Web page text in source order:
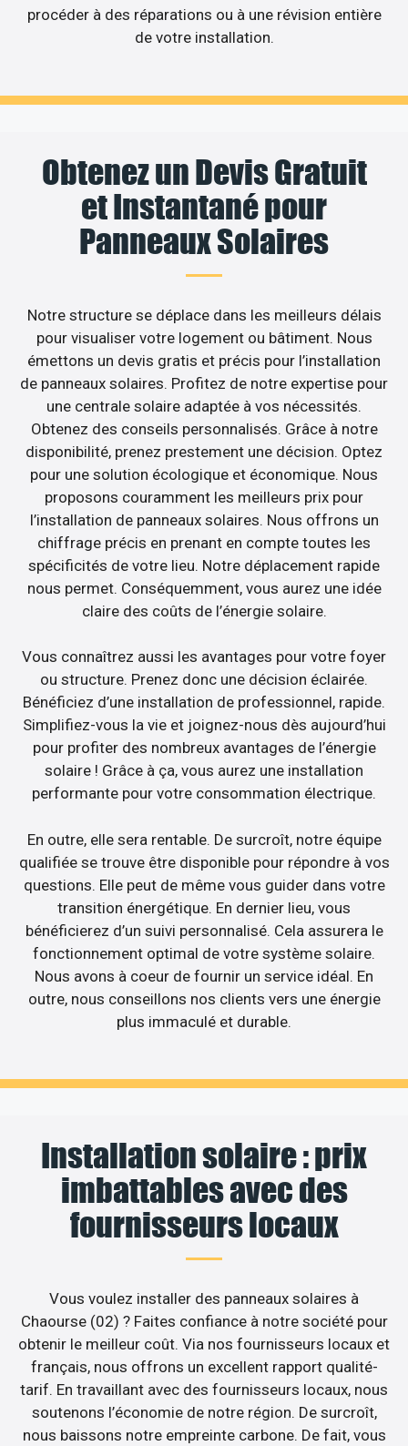
procéder à des réparations ou à une révision entière
de votre installation.
Obtenez un Devis Gratuit
et Instantané pour
Panneaux Solaires
Notre structure se déplace dans les meilleurs délais
pour visualiser votre logement ou bâtiment. Nous
émettons un devis gratis et précis pour l’installation
de panneaux solaires. Profitez de notre expertise pour
une centrale solaire adaptée à vos nécessités.
Obtenez des conseils personnalisés. Grâce à notre
disponibilité, prenez prestement une décision. Optez
pour une solution écologique et économique. Nous
proposons couramment les meilleurs prix pour
l’installation de panneaux solaires. Nous offrons un
chiffrage précis en prenant en compte toutes les
spécificités de votre lieu. Notre déplacement rapide
nous permet. Conséquemment, vous aurez une idée
claire des coûts de l’énergie solaire.
Vous connaîtrez aussi les avantages pour votre foyer
ou structure. Prenez donc une décision éclairée.
Bénéficiez d’une installation de professionnel, rapide.
Simplifiez-vous la vie et joignez-nous dès aujourd’hui
pour profiter des nombreux avantages de l’énergie
solaire ! Grâce à ça, vous aurez une installation
performante pour votre consommation électrique.
En outre, elle sera rentable. De surcroît, notre équipe
qualifiée se trouve être disponible pour répondre à vos
questions. Elle peut de même vous guider dans votre
transition énergétique. En dernier lieu, vous
bénéficierez d’un suivi personnalisé. Cela assurera le
fonctionnement optimal de votre système solaire.
Nous avons à coeur de fournir un service idéal. En
outre, nous conseillons nos clients vers une énergie
plus immaculé et durable.
Installation solaire : prix
imbattables avec des
fournisseurs locaux
Vous voulez installer des panneaux solaires à
Chaourse (02) ? Faites confiance à notre société pour
obtenir le meilleur coût. Via nos fournisseurs locaux et
français, nous offrons un excellent rapport qualité-
tarif. En travaillant avec des fournisseurs locaux, nous
soutenons l’économie de notre région. De surcroît,
nous baissons notre empreinte carbone. De fait, vous